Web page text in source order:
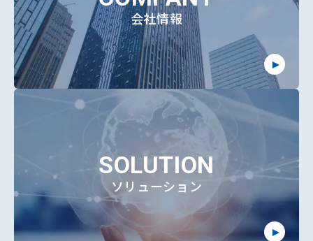
会社情報
SOLUTION
ソリューション